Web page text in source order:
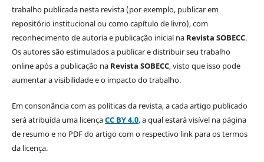
trabalho publicada nesta revista (por exemplo, publicar em
repositório institucional ou como capítulo de livro), com
reconhecimento de autoria e publicação inicial na Revista SOBECC.
Os autores são estimulados a publicar e distribuir seu trabalho
online após a publicação na Revista SOBECC, visto que isso pode
aumentar a visibilidade e o impacto do trabalho.
Em consonância com as políticas da revista, a cada artigo publicado
será atribuída uma licençaCC BY 4.0, a qual estará visível na página
de resumo e no PDF do artigo com o respectivo link para os termos
da licença.